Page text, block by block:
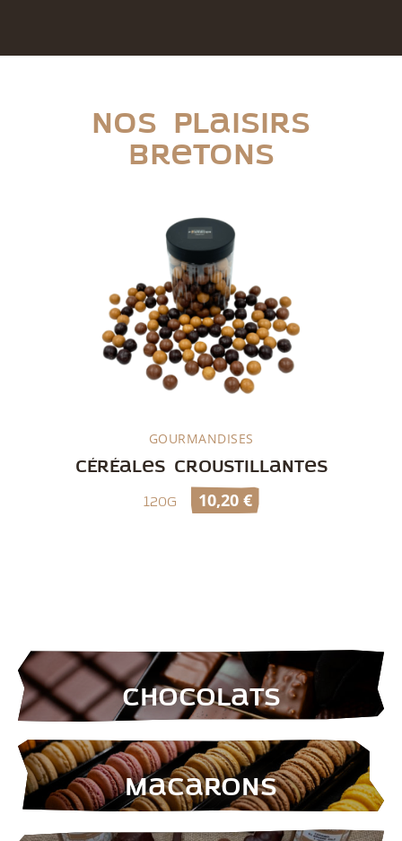
Nos plaisirs
bretons
Découvrir
Céréales croustillantes
GOURMANDISES
120g 10,20 €
Chocolats
Macarons